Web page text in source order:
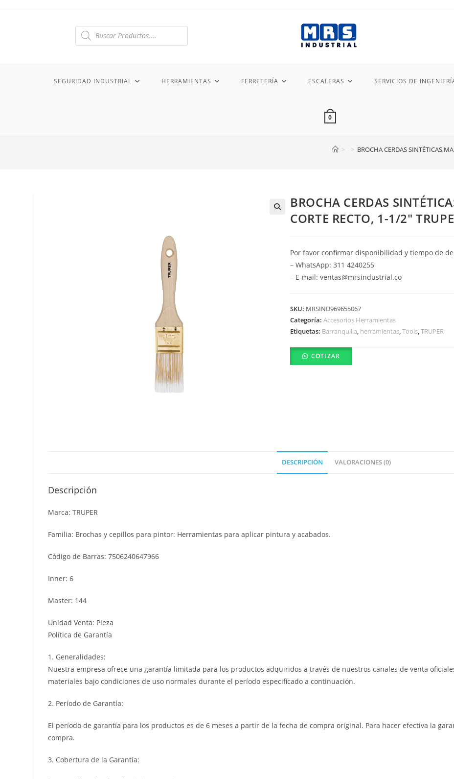
Búsqueda
SEGURIDAD INDUSTRIAL HERRAMIENTAS FERRETERÍA ESCALERAS SERVICIOS DE
0
> > BROCHA CERDAS
BROCHA CERDAS
CORTE RECTO, 1-1/2″
Por favor confirmar disponibilidad y tiempo de
– WhatsApp: 311 4240255
– E-mail: ventas@mrsindustrial.co
SKU: MRSIND969655067
Categoría:Accesorios Herramientas
Etiquetas: Barranquilla herramientas ,Tools ,TRUPER
COTIZAR
DESCRIPCIÓN VALORACIONES (0)
Descripción
Marca: TRUPER
Familia: Brochas y cepillos para pintor: Herramientas para aplicar pintura y acabados.
Código de Barras: 7506240647966
Inner: 6
Master: 144
Unidad Venta: Pieza
Política de Garantía
1. Generalidades:
Nuestra empresa ofrece una garantía limitada para los productos adquiridos a través de nuestros canales de venta
materiales bajo condiciones de uso normales durante el período especificado a continuación.
2. Período de Garantía:
El período de garantía para los productos es de 6 meses a partir de la fecha de compra original. Para hacer efectiva la
compra.
3. Cobertura de la Garantía: